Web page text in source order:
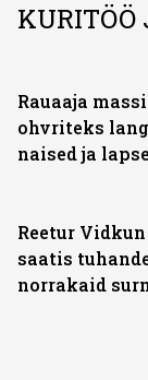
KURITÖÖ
Rauaaja
ohvriteks
naised ja
Reetur
saatis
norrakaid